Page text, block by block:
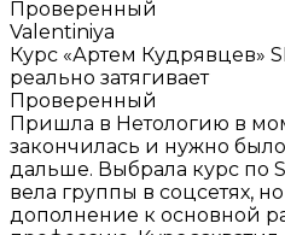
Проверенный
Valentiniya
Курс «Артем Кудрявцев»
реально затягивает
Проверенный
Пришла в Нетологию в
закончилась и нужно
дальше. Выбрала курс по
вела группы в соцсетях,
дополнение к основной